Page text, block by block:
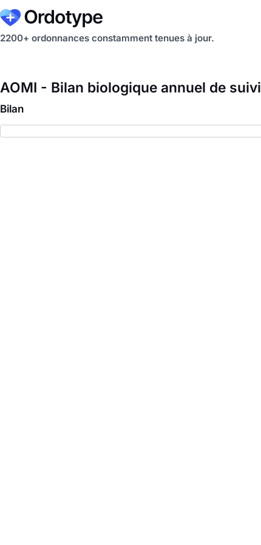
2200+ ordonnances constamment tenues à jour.
AOMI - Bilan biologique annuel de suivi
Bilan